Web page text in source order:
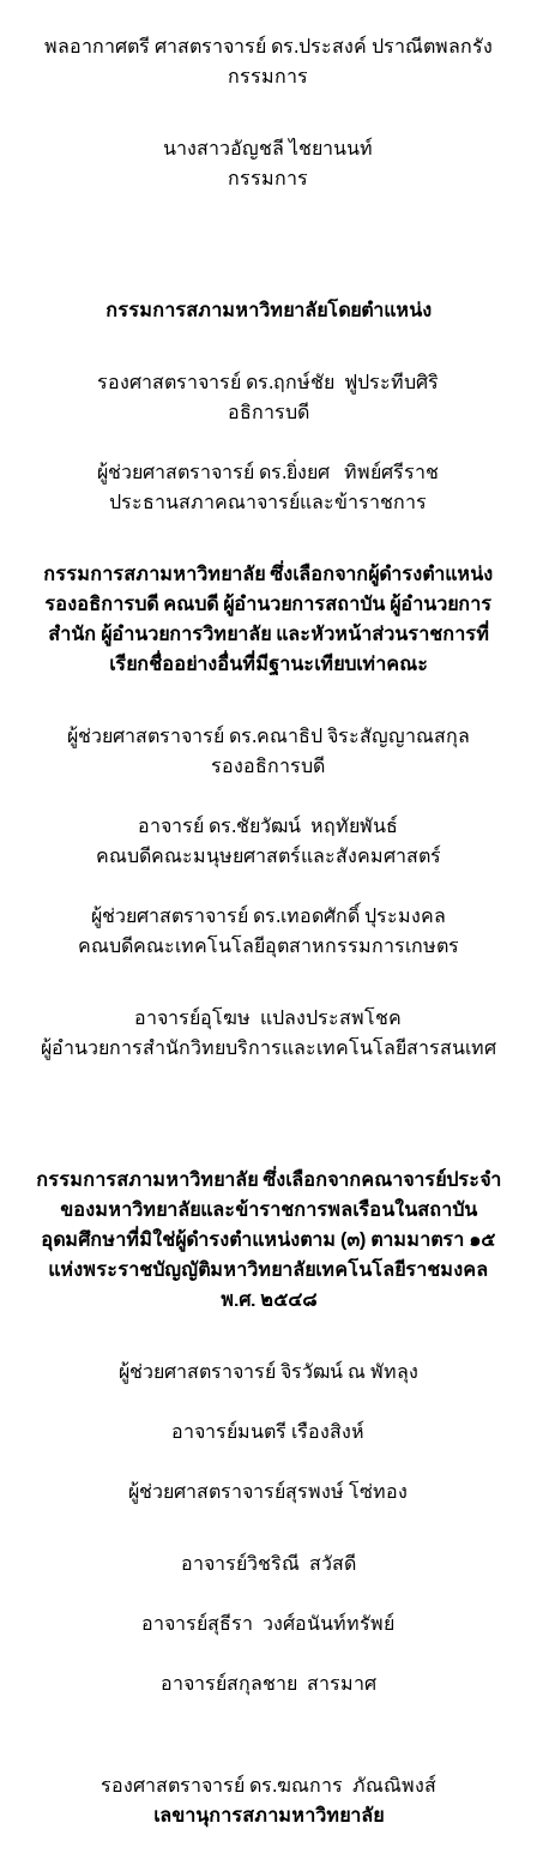
พลอากาศตรี ศาสตราจารย์ ดร.ประสงค์ ปราณีตพลกรัง
กรรมการ
นางสาวอัญชลี ไชยานนท์
กรรมการ
กรรมการสภามหาวิทยาลัยโดยตำแหน่ง
รองศาสตราจารย์ ดร.ฤกษ์ชัย ฟูประทีบศิริ
อธิการบดี
ผู้ช่วยศาสตราจารย์ ดร.ยิ่งยศ ทิพย์ศรีราช
ประธานสภาคณาจารย์และข้าราชการ
กรรมการสภามหาวิทยาลัย ซึ่งเลือกจากผู้ดำรงตำแหน่ง
รองอธิการบดี คณบดี ผู้อำนวยการสถาบัน ผู้อำนวยการ
สำนัก ผู้อำนวยการวิทยาลัย และหัวหน้าส่วนราชการที่
เรียกชื่ออย่างอื่นที่มีฐานะเทียบเท่าคณะ
ผู้ช่วยศาสตราจารย์ ดร.คณาธิป จิระสัญญาณสกุล
รองอธิการบดี
อาจารย์ ดร.ชัยวัฒน์ หฤทัยพันธ์
คณบดีคณะมนุษยศาสตร์และสังคมศาสตร์
ผู้ช่วยศาสตราจารย์ ดร.เทอดศักดิ์ ปุระมงคล
คณบดีคณะเทคโนโลยีอุตสาหกรรมการเกษตร
อาจารย์อุโฆษ แปลงประสพโชค
ผู้อำนวยการสำนักวิทยบริการและเทคโนโลยีสารสนเทศ
กรรมการสภามหาวิทยาลัย ซึ่งเลือกจากคณาจารย์ประจำ
ของมหาวิทยาลัยและข้าราชการพลเรือนในสถาบัน
อุดมศึกษาที่มิใช่ผู้ดำรงตำแหน่งตาม (๓) ตามมาตรา ๑๕
แห่งพระราชบัญญัติมหาวิทยาลัยเทคโนโลยีราชมงคล
พ.ศ. ๒๕๔๘
ผู้ช่วยศาสตราจารย์ จิรวัฒน์ ณ พัทลุง
อาจารย์มนตรี เรืองสิงห์
ผู้ช่วยศาสตราจารย์สุรพงษ์ โซ่ทอง
อาจารย์วิชริณี สวัสดี
อาจารย์สุธีรา วงศ์อนันท์ทรัพย์
อาจารย์สกุลชาย สารมาศ
รองศาสตราจารย์ ดร.ฆณการ ภัณณิพงส์
เลขานุการสภามหาวิทยาลัย